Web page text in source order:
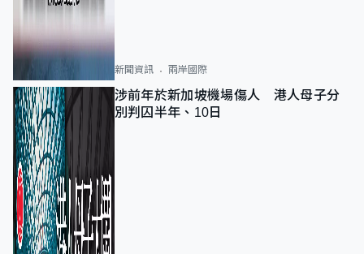
新聞資訊 兩岸國際
涉前年於新加坡機場傷人 港人母子分
別判囚半年、10日